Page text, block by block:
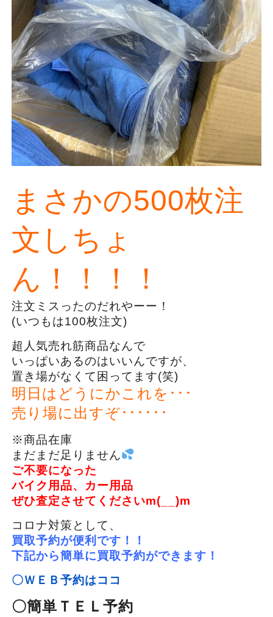
まさかの500枚注
文しちょ
ん！！！！
注文ミスったのだれやーー！
(いつもは100枚注文)
超人気売れ筋商品なんで
いっぱいあるのはいいんですが、
置き場がなくて困ってます(笑)
明日はどうにかこれを･･･
売り場に出すぞ･･････
※商品在庫
まだまだ足りません
ご不要になった
バイク用品、カー用品
ぜひ査定させてくださいm(__)m
コロナ対策として、
買取予約が便利です！！
下記から簡単に買取予約ができます！
〇ＷＥＢ予約はココ
〇簡単ＴＥＬ予約